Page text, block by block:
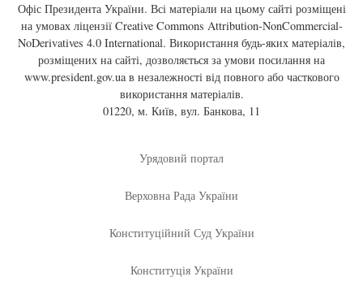
Офіс Президента України. Всі матеріали на цьому сайті розміщені
на умовах ліцензії Creative Commons Attribution-NonCommercial-
NoDerivatives 4.0 International. Використання будь-яких матеріалів,
розміщених на сайті, дозволяється за умови посилання на
www.president.gov.uaв незалежності від повного або часткового
використання матеріалів.
01220, м. Київ, вул. Банкова, 11
Урядовий портал
Верховна Рада України
Конституційний Суд України
Конституція України